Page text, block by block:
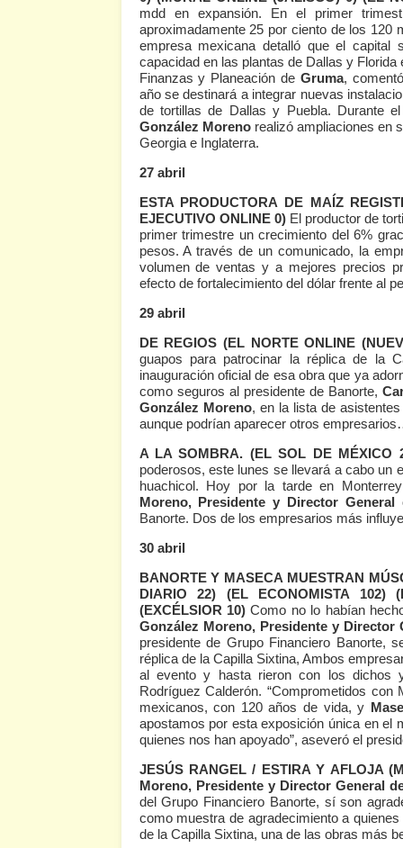
mdd en expansión. En el primer
aproximadamente 25 por ciento de los 120
empresa mexicana detalló que el
capacidad en las plantas de Dallas y
Finanzas y Planeación deGruma,
año se destinará a integrar nuevas
de tortillas de Dallas y Puebla. Durante
González Morenorealizó ampliaciones en
Georgia e Inglaterra.
27 abril
ESTA PRODUCTORA DE MAÍZ
EJECUTIVO ONLINE 0) El productor de
primer trimestre un crecimiento del 6%
pesos. A través de un comunicado, la
volumen de ventas y a mejores precios
efecto de fortalecimiento del dólar frente al
29 abril
DE REGIOS (EL NORTE ONLINE
guapos para patrocinar la réplica de la
inauguración oficial de esa obra que ya
como seguros al presidente de Banorte,
González Moreno, en la lista de
aunque podrían aparecer otros
A LA SOMBRA. (EL SOL DE MÉXICO
poderosos, este lunes se llevará a cabo un
huachicol. Hoy por la tarde en
Moreno, Presidente y Director General
Banorte. Dos de los empresarios más
30 abril
BANORTE Y MASECA MUESTRAN
DIARIO 22)
(EL ECONOMISTA 102)
(EXCÉLSIOR 10)Como no lo habían
González Moreno, Presidente y Director
presidente de Grupo Financiero Banorte,
réplica de la Capilla Sixtina, Ambos
al evento y hasta rieron con los dichos
Rodríguez Calderón. “Comprometidos
mexicanos, con 120 años de vida, y
apostamos por esta exposición única en el
quienes nos han apoyado”, aseveró el
JESÚS RANGEL / ESTIRA Y AFLOJA
Moreno, Presidente y Director General
del Grupo Financiero Banorte, sí son
como muestra de agradecimiento a
de la Capilla Sixtina, una de las obras más